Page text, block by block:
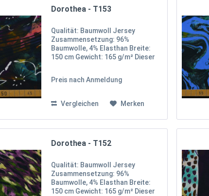
Dorothea - T153
Qualität: Baumwoll Jersey
Zusammensetzung: 96%
Baumwolle, 4% Elasthan Breite:
150 cm Gewicht: 165 g/m² Dieser
tropischen Blumenmuster auf
bunten,...
Preis nach Anmeldung
Vergleichen Merken
Dorothea - T152
Qualität: Baumwoll Jersey
Zusammensetzung: 96%
Baumwolle, 4% Elasthan Breite:
150 cm Gewicht: 165 g/m² Dieser